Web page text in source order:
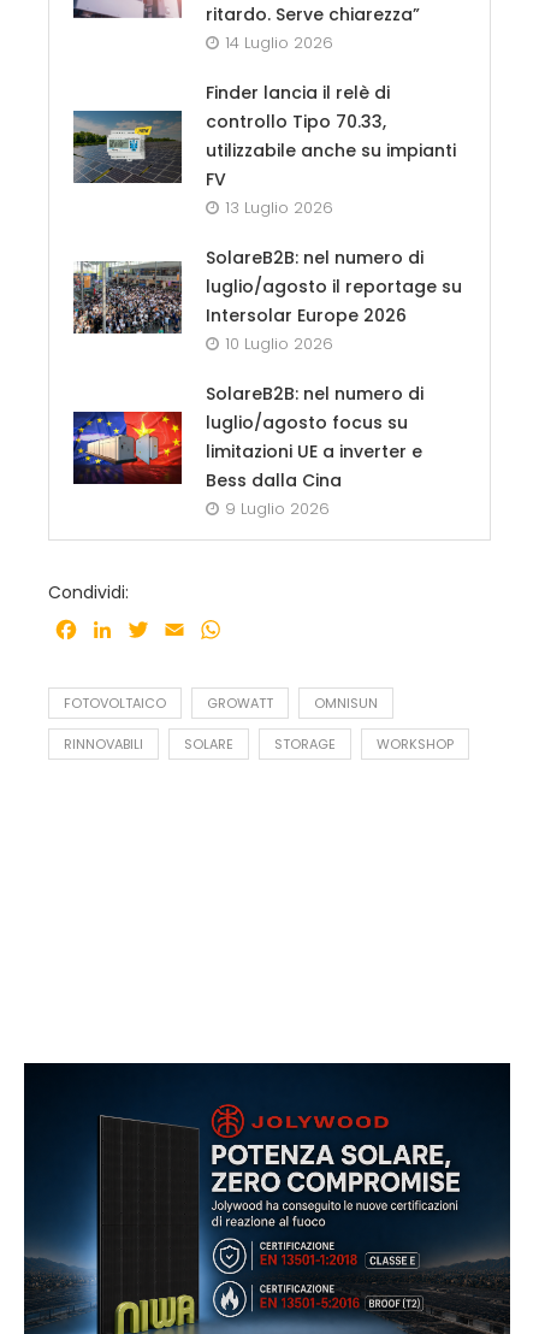
ritardo. Serve chiarezza”
14 Luglio 2026
Finder lancia il relè di
controllo Tipo 70.33,
utilizzabile anche su impianti
FV
13 Luglio 2026
SolareB2B: nel numero di
luglio/agosto il reportage su
Intersolar Europe 2026
10 Luglio 2026
SolareB2B: nel numero di
luglio/agosto focus su
limitazioni UE a inverter e
Bess dalla Cina
9 Luglio 2026
Condividi:
Facebook
LinkedInTwitter
Email
FOTOVOLTAICO GROWATT OMNISUN
RINNOVABILI SOLARE STORAGE WORKSHOP